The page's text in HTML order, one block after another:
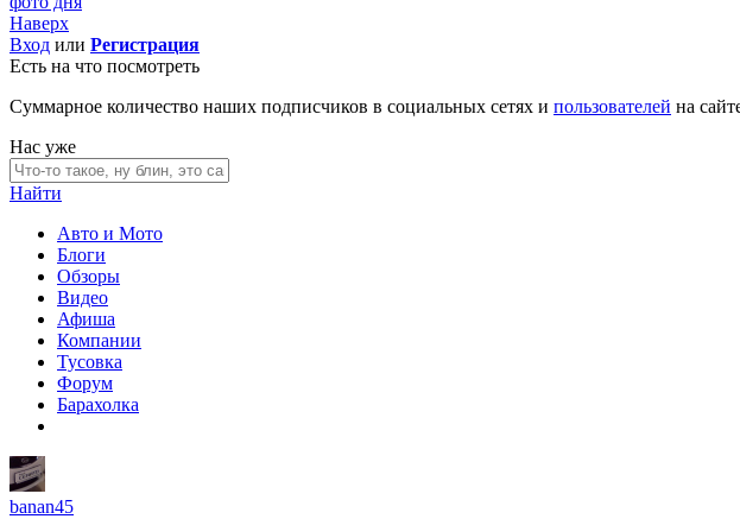
Наверх
Вход или Регистрация
Есть на что посмотреть
Суммарное количество наших подписчиков в социальных сетях и пользователей на
Нас уже
Найти
Авто и Мото
Блоги
Обзоры
Видео
Афиша
Компании
Тусовка
Форум
Барахолка
banan45